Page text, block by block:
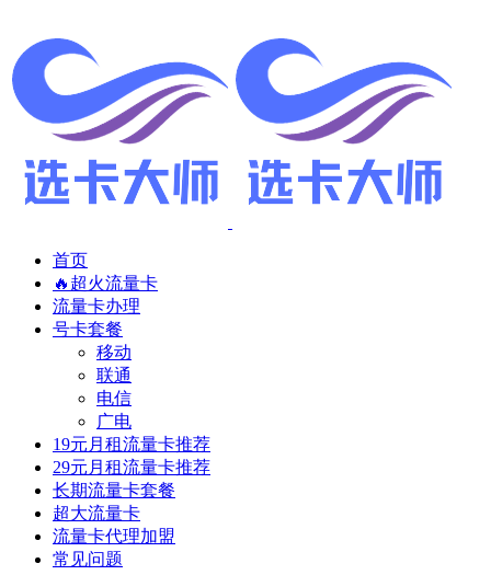
首页
🔥超火流量卡
流量卡办理
号卡套餐
移动
联通
电信
广电
19元月租流量卡推荐
29元月租流量卡推荐
长期流量卡套餐
超大流量卡
流量卡代理加盟
常见问题